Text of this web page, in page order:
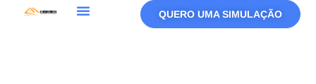
QUERO UMA SIMULAÇÃO